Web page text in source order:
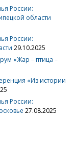
России:
области
России:
29.10.2025
«Жар – птица –
«Из истории
России:
27.08.2025